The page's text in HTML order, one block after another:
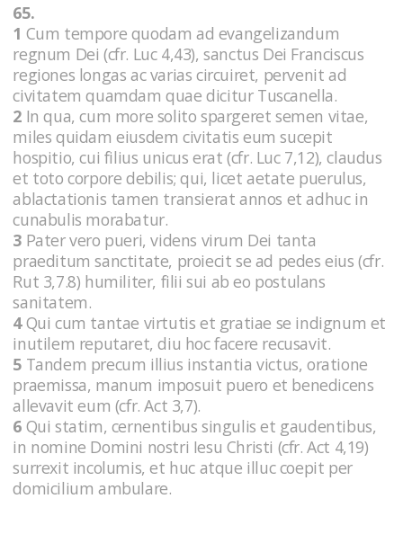
65.
1 Cum tempore quodam ad evangelizandum
regnum Dei (cfr. Luc 4,43), sanctus Dei Franciscus
regiones longas ac varias circuiret, pervenit ad
civitatem quamdam quae dicitur Tuscanella.
2 In qua, cum more solito spargeret semen vitae,
miles quidam eiusdem civitatis eum sucepit
hospitio, cui filius unicus erat (cfr. Luc 7,12), claudus
et toto corpore debilis; qui, licet aetate puerulus,
ablactationis tamen transierat annos et adhuc in
cunabulis morabatur.
3 Pater vero pueri, videns virum Dei tanta
praeditum sanctitate, proiecit se ad pedes eius (cfr.
Rut 3,7.8) humiliter, filii sui ab eo postulans
sanitatem.
4Qui cum tantae virtutis et gratiae se indignum et
inutilem reputaret, diu hoc facere recusavit.
5 Tandem precum illius instantia victus, oratione
praemissa, manum imposuit puero et benedicens
allevavit eum (cfr. Act 3,7).
6 Qui statim, cernentibus singulis et gaudentibus,
in nomine Domini nostri Iesu Christi (cfr. Act 4,19)
surrexit incolumis, et huc atque illuc coepit per
domicilium ambulare.